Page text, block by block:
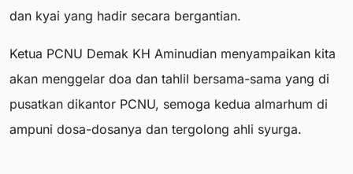
dan kyai yang hadir secara bergantian.
Ketua PCNU Demak KH Aminudian menyampaikan kita
akan menggelar doa dan tahlil bersama-sama yang di
pusatkan dikantor PCNU, semoga kedua almarhum di
ampuni dosa-dosanya dan tergolong ahli syurga.